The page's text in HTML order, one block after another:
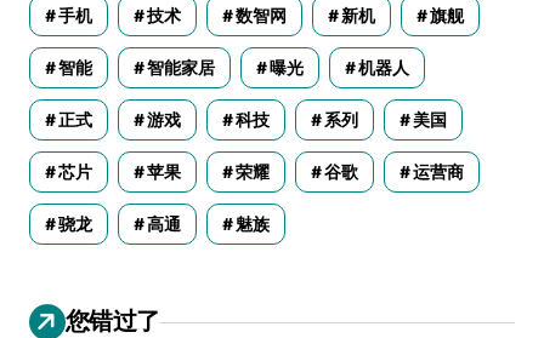
手机 技术 数智网 新机 旗舰
智能 智能家居 曝光 机器人
正式 游戏 科技 系列 美国
芯片 苹果 荣耀 谷歌 运营商
骁龙 高通 魅族
您错过了